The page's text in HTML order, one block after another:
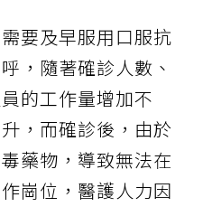
要及早服用口服抗
，隨著確診人數、
的工作量增加不
，而確診後，由於
藥物，導致無法在
崗位，醫護人力因